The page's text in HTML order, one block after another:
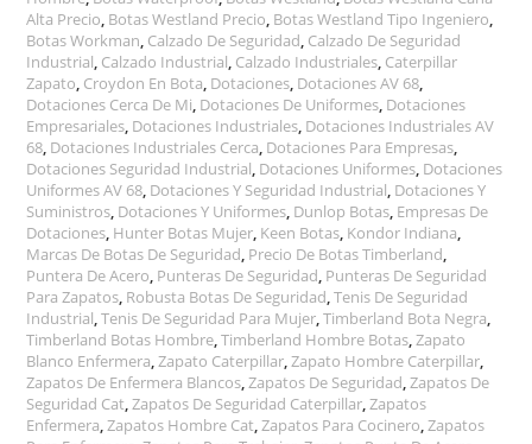
Alta Precio, Botas Westland Precio, Botas Westland Tipo Ingeniero,
Botas Workman, Calzado De Seguridad, Calzado De Seguridad
Industrial, Calzado Industrial, Calzado Industriales, Caterpillar
Zapato, Croydon En Bota, Dotaciones, Dotaciones AV 68,
Dotaciones Cerca De Mi, Dotaciones De Uniformes, Dotaciones
Empresariales, Dotaciones Industriales, Dotaciones Industriales AV
68, Dotaciones Industriales Cerca, Dotaciones Para Empresas,
Dotaciones Seguridad Industrial, Dotaciones Uniformes, Dotaciones
Uniformes AV 68, Dotaciones Y Seguridad Industrial, Dotaciones Y
Suministros, Dotaciones Y Uniformes, Dunlop Botas, Empresas De
Dotaciones, Hunter Botas Mujer, Keen Botas, Kondor Indiana,
Marcas De Botas De Seguridad, Precio De Botas Timberland,
Puntera De Acero, Punteras De Seguridad, Punteras De Seguridad
Para Zapatos, Robusta Botas De Seguridad,Tenis De Seguridad
Industrial,Tenis De Seguridad Para Mujer,Timberland Bota Negra,
Timberland Botas Hombre,Timberland Hombre Botas,Zapato
Blanco Enfermera,Zapato Caterpillar,Zapato Hombre Caterpillar,
Zapatos De Enfermera Blancos,Zapatos De Seguridad,Zapatos De
Seguridad Cat,Zapatos De Seguridad Caterpillar,Zapatos
Enfermera,Zapatos Hombre Cat,Zapatos Para Cocinero,Zapatos